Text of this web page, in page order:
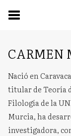
CARMEN
Nació en
titular de Teoría
Filología de la
Murcia, ha
investigadora,